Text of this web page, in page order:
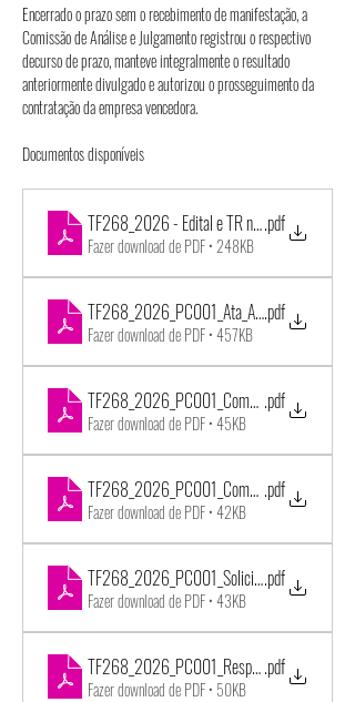
Encerrado o prazo sem o recebimento de manifestação, a
Comissão de Análise e Julgamento registrou o respectivo
decurso de prazo, manteve integralmente o resultado
anteriormente divulgado e autorizou o prosseguimento da
contratação da empresa vencedora.
Documentos disponíveis
TF268_2026 - Edital e TR nº 001_2026 -
.pdf
Fazer download de PDF • 248KB
.pdf
Fazer download de PDF • 457KB
.pdf
Fazer download de PDF • 45KB
.pdf
Fazer download de PDF • 42KB
.pdf
Fazer download de PDF • 43KB
.pdf
Fazer download de PDF • 50KB